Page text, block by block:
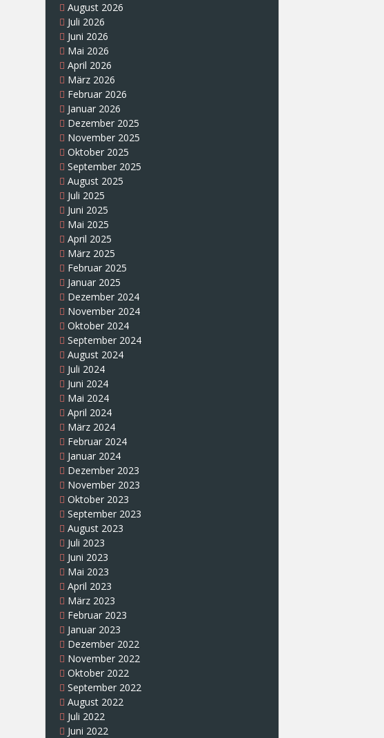
August 2026
Juli 2026
Juni 2026
Mai 2026
April 2026
März 2026
Februar 2026
Januar 2026
Dezember 2025
November 2025
Oktober 2025
September 2025
August 2025
Juli 2025
Juni 2025
Mai 2025
April 2025
März 2025
Februar 2025
Januar 2025
Dezember 2024
November 2024
Oktober 2024
September 2024
August 2024
Juli 2024
Juni 2024
Mai 2024
April 2024
März 2024
Februar 2024
Januar 2024
Dezember 2023
November 2023
Oktober 2023
September 2023
August 2023
Juli 2023
Juni 2023
Mai 2023
April 2023
März 2023
Februar 2023
Januar 2023
Dezember 2022
November 2022
Oktober 2022
September 2022
August 2022
Juli 2022
Juni 2022